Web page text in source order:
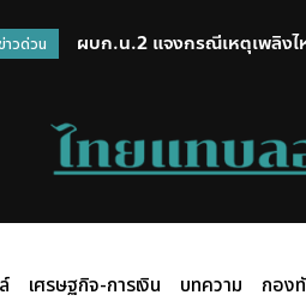
าวด่วน ผบก.น.2 แจงกรณีเหตุเพลิงไ
เศรษฐกิจ-การเงิน บทความ กอง